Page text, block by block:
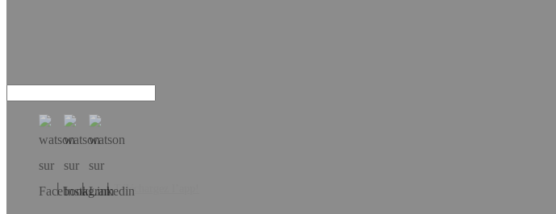
Téléchargez l’app!